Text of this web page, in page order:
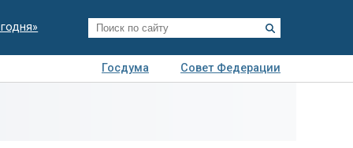
Госдума
Совет Федерации